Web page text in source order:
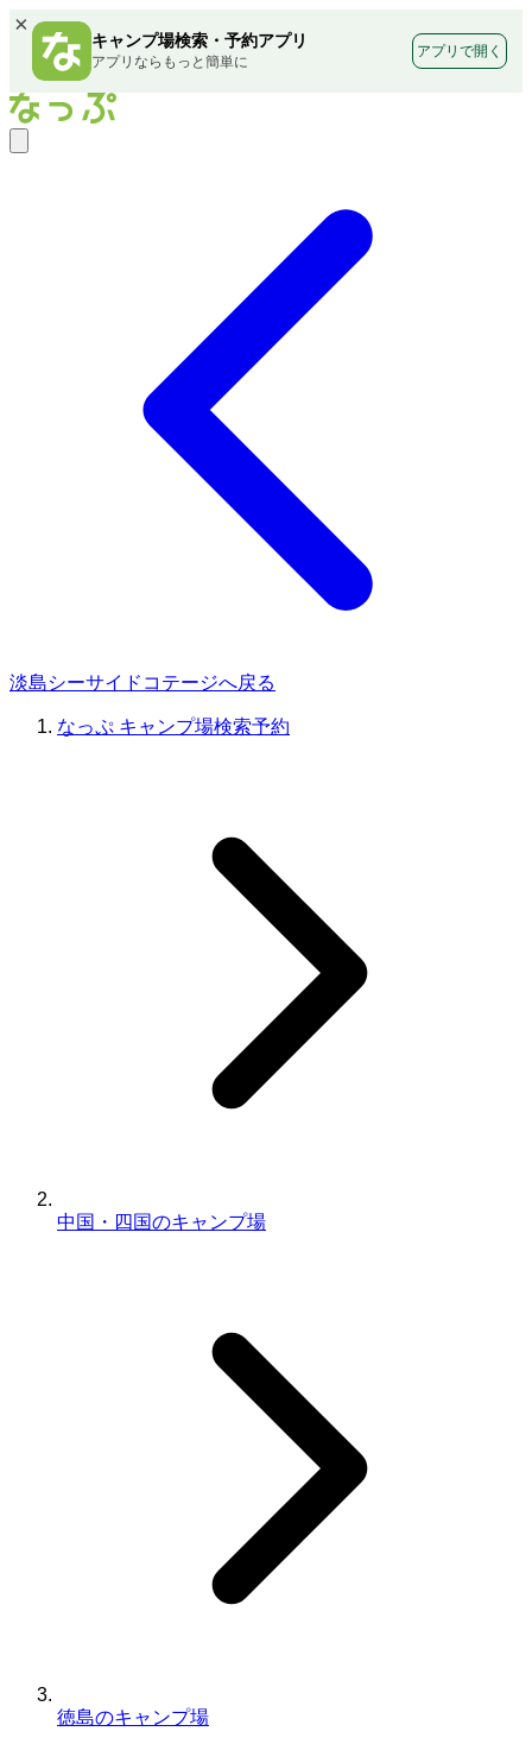
×
キャンプ場検索・予約アプリ
アプリならもっと簡単に
アプリで開く
淡島シーサイドコテージへ戻る
なっぷ キャンプ場検索予約
中国・四国のキャンプ場
徳島のキャンプ場